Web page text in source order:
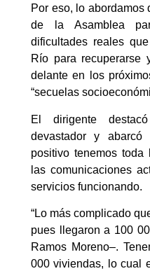
Por eso, lo abordamos
de la Asamblea
dificultades reales
Río para recuperarse
delante en los
“secuelas
El dirigente
devastador y
positivo tenemos toda
las comunicaciones
servicios funcionando.
“Lo más complicado
pues llegaron a 100
Ramos Moreno–.
000 viviendas, lo cual